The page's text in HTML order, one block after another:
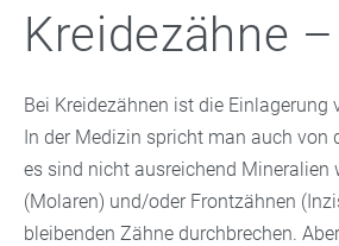
Kreidezähne
Bei Kreidezähnen ist die
In der Medizin spricht man auch von
es sind nicht ausreichend Mineralien
(Molaren) und/oder Frontzähnen
bleibenden Zähne durchbrechen.